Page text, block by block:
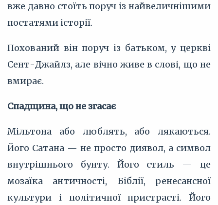
вже давно стоїть поруч із найвеличнішими
постатями історії.
Похований він поруч із батьком, у церкві
Сент-Джайлз, але вічно живе в слові, що не
вмирає.
Спадщина, що не згасає
Мільтона або люблять, або лякаються.
Його Сатана — не просто диявол, а символ
внутрішнього бунту. Його стиль — це
мозаїка античності, Біблії, ренесансної
культури і політичної пристрасті. Його